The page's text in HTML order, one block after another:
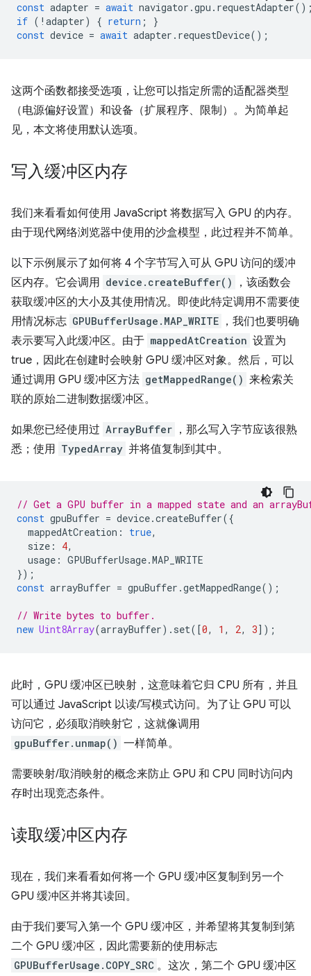
const adapter = await navigator .gpu . requestAdapter
if ( ! adapter) { return ;
}
const device = await adapter . requestDevice();
这两个函数都接受选项，让您可以指定所需的适配器类型
（电源偏好设置）和设备（扩展程序、限制）。为简单起
见，本文将使用默认选项。
写入缓冲区内存
我们来看看如何使用 JavaScript 将数据写入 GPU 的内存。
由于现代网络浏览器中使用的沙盒模型，此过程并不简单。
以下示例展示了如何将 4 个字节写入可从 GPU 访问的缓冲
区内存。它会调用 device.createBuffer()
，该函数会
获取缓冲区的大小及其使用情况。即使此特定调用不需要使
用情况标志 GPUBufferUsage.MAP_WRITE ，我们也要明确
表示要写入此缓冲区。由于 mappedAtCreation 设置为
true，因此在创建时会映射 GPU 缓冲区对象。然后，可以
通过调用 GPU 缓冲区方法 getMappedRange() 来检索关
联的原始二进制数据缓冲区。
如果您已经使用过 ArrayBuffer ，那么写入字节应该很熟
悉；使用 TypedArray 并将值复制到其中。
// Get a GPU buffer in a mapped state and an
const gpuBuffer = device.createBuffer({
mappedAtCreation : true,
size : 4,
usage : GPUBufferUsage.MAP_WRITE
});
const arrayBuffer = gpuBuffer .getMappedRange();
// Write bytes to buffer.
new Uint8Array(arrayBuffer). set([0, 1 , 2, 3]);
此时，GPU 缓冲区已映射，这意味着它归 CPU 所有，并且
可以通过 JavaScript 以读/写模式访问。为了让 GPU 可以
访问它，必须取消映射它，这就像调用
gpuBuffer.unmap() 一样简单。
需要映射/取消映射的概念来防止 GPU 和 CPU 同时访问内
存时出现竞态条件。
读取缓冲区内存
现在，我们来看看如何将一个 GPU 缓冲区复制到另一个
GPU 缓冲区并将其读回。
由于我们要写入第一个 GPU 缓冲区，并希望将其复制到第
二个 GPU 缓冲区，因此需要新的使用标志
GPUBufferUsage.COPY_SRC 。这次，第二个 GPU 缓冲区